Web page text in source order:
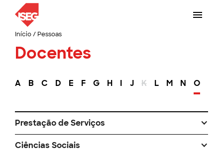
Início/ Pessoas
Docentes
A B C D E F G H I J K L M N O
Prestação de Serviços
Ciências Sociais